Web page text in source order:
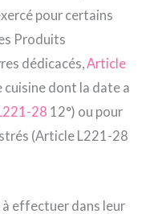
pour certains
Produits
dédicacés,Article
cuisine dont la date a
28 12°) ou pour
(Article L221-28
effectuer dans leur